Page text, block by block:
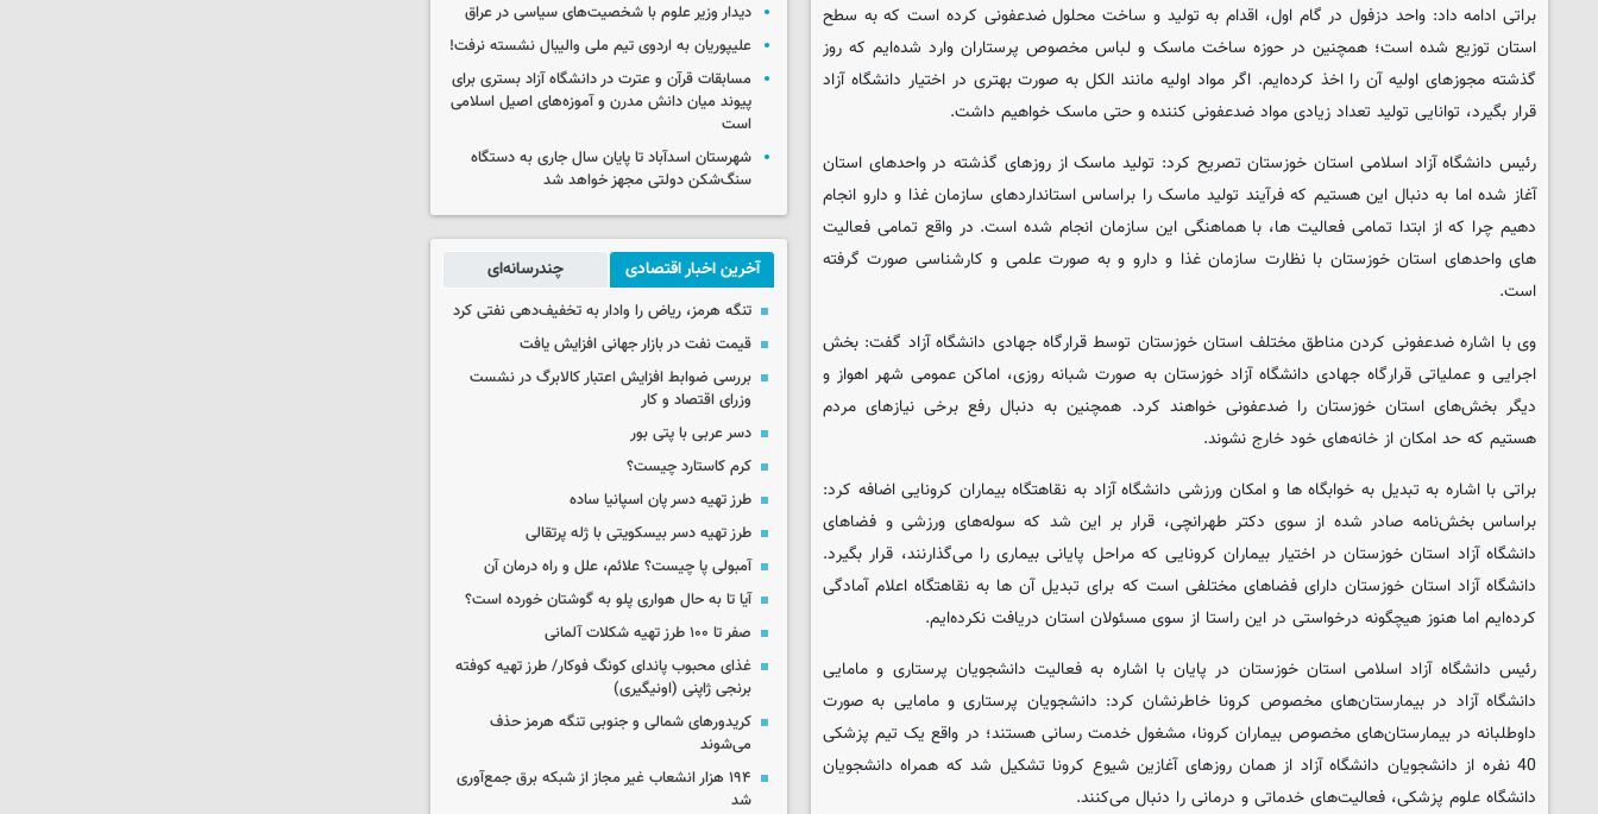
براتی ادامه داد: واحد دزفول در گام اول، اقدام به تولید و ساخت محلول ضدعفونی کرده است که به سطح
استان توزیع شده است؛ همچنین در حوزه ساخت ماسک و لباس مخصوص پرستاران وارد شده‌ایم که روز
گذشته مجوزهای اولیه آن را اخذ کرده‌ایم. اگر مواد اولیه مانند الکل به صورت بهتری در اختیار دانشگاه آزاد
قرار بگیرد، توانایی تولید تعداد زیادی مواد ضدعفونی کننده و حتی ماسک خواهیم داشت.
رئیس دانشگاه آزاد اسلامی استان خوزستان تصریح کرد: تولید ماسک از روزهای گذشته در واحدهای استان
آغاز شده اما به دنبال این هستیم که فرآیند تولید ماسک را براساس استانداردهای سازمان غذا و دارو انجام
دهیم چرا که از ابتدا تمامی فعالیت ها، با هماهنگی این سازمان انجام شده است. در واقع تمامی فعالیت
های واحدهای استان خوزستان با نظارت سازمان غذا و دارو و به صورت علمی و کارشناسی صورت گرفته
است.
وی با اشاره ضدعفونی کردن مناطق مختلف استان خوزستان توسط قرارگاه جهادی دانشگاه آزاد گفت: بخش
اجرایی و عملیاتی قرارگاه جهادی دانشگاه آزاد خوزستان به صورت شبانه روزی، اماکن عمومی شهر اهواز و
دیگر بخش‌های استان خوزستان را ضدعفونی خواهند کرد. همچنین به دنبال رفع برخی نیازهای مردم
هستیم که حد امکان از خانه‌های خود خارج نشوند.
براتی با اشاره به تبدیل به خوابگاه ها و امکان ورزشی دانشگاه آزاد به نقاهتگاه بیماران کرونایی اضافه کرد:
براساس بخش‌نامه صادر شده از سوی دکتر طهرانچی، قرار بر این شد که سوله‌های ورزشی و فضاهای
دانشگاه آزاد استان خوزستان در اختیار بیماران کرونایی که مراحل پایانی بیماری را می‌گذارنند، قرار بگیرد.
دانشگاه آزاد استان خوزستان دارای فضاهای مختلفی است که برای تبدیل آن ها به نقاهتگاه اعلام آمادگی
کرده‌ایم اما هنوز هیچگونه درخواستی در این راستا از سوی مسئولان استان دریافت نکرده‌ایم.
رئیس دانشگاه آزاد اسلامی استان خوزستان در پایان با اشاره به فعالیت دانشجویان پرستاری و مامایی
دانشگاه آزاد در بیمارستان‌های مخصوص کرونا خاطرنشان کرد: دانشجویان پرستاری و مامایی به صورت
داوطلبانه در بیمارستان‌های مخصوص بیماران کرونا، مشغول خدمت رسانی هستند؛ در واقع یک تیم پزشکی
40 نفره از دانشجویان دانشگاه آزاد از همان روزهای آغازین شیوع کرونا تشکیل شد که همراه دانشجویان
دانشگاه علوم پزشکی، فعالیت‌های خدماتی و درمانی را دنبال می‌کنند.
دیدار وزیر علوم با شخصیت‌های سیاسی در عراق
علیپوریان به اردوی تیم ملی والیبال نشسته نرفت!
مسابقات قرآن و عترت در دانشگاه آزاد بستری برای
پیوند میان دانش مدرن و آموزه‌های اصیل اسلامی
است
شهرستان اسدآباد تا پایان سال جاری به دستگاه
سنگ‌شکن دولتی مجهز خواهد شد
آخرین اخبار اقتصادی چندرسانه‌ای
تنگه هرمز، ریاض را وادار به تخفیف‌دهی نفتی کرد
قیمت نفت در بازار جهانی افزایش یافت
بررسی ضوابط افزایش اعتبار کالابرگ در نشست
وزرای اقتصاد و کار
دسر عربی با پتی بور
کرم کاستارد چیست؟
طرز تهیه دسر پان اسپانیا ساده
طرز تهیه دسر بیسکویتی با ژله پرتقالی
آمبولی پا چیست؟ علائم، علل و راه درمان آن
آیا تا به حال هواری پلو به گوشتان خورده است؟
صفر تا ۱۰۰ طرز تهیه شکلات آلمانی
غذای محبوب پاندای کونگ فوکار/ طرز تهیه کوفته
برنجی ژاپنی (اونیگیری)
کریدورهای شمالی و جنوبی تنگه هرمز حذف
می‌شوند
۱۹۴ هزار انشعاب غیر مجاز از شبکه برق جمع‌آوری
شد